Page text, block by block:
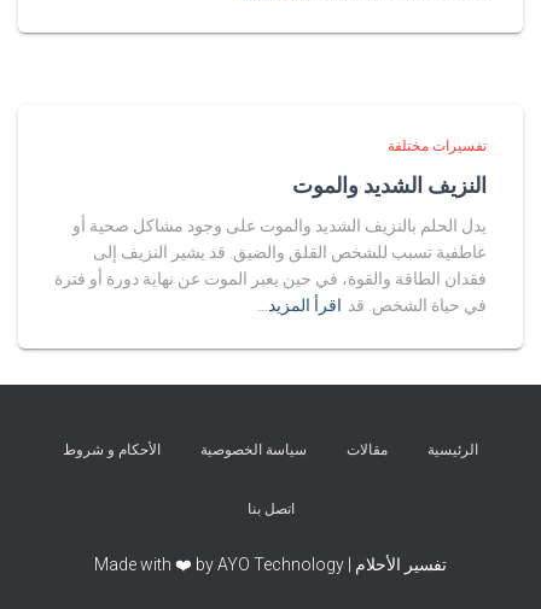
تفسيرات مختلفة
النزيف الشديد والموت
يدل الحلم بالنزيف الشديد والموت على وجود مشاكل صحية أو
عاطفية تسبب للشخص القلق والضيق. قد يشير النزيف إلى
فقدان الطاقة والقوة، في حين يعبر الموت عن نهاية دورة أو فترة
في حياة الشخص. قد اقرأ المزيد…
الرئيسية مقالات سياسة الخصوصية الأحكام و شروط
اتصل بنا
تفسير الأحلام | Made with ❤️ by AYO Technology